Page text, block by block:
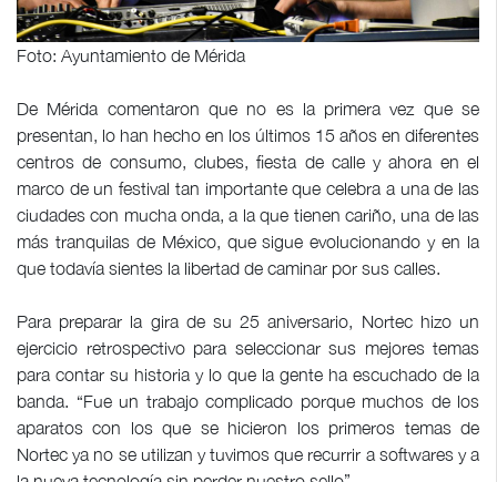
Foto: Ayuntamiento de Mérida
De Mérida comentaron que no es la primera vez que se
presentan, lo han hecho en los últimos 15 años en diferentes
centros de consumo, clubes, fiesta de calle y ahora en el
marco de un festival tan importante que celebra a una de las
ciudades con mucha onda, a la que tienen cariño, una de las
más tranquilas de México, que sigue evolucionando y en la
que todavía sientes la libertad de caminar por sus calles.
Para preparar la gira de su 25 aniversario, Nortec hizo un
ejercicio retrospectivo para seleccionar sus mejores temas
para contar su historia y lo que la gente ha escuchado de la
banda. “Fue un trabajo complicado porque muchos de los
aparatos con los que se hicieron los primeros temas de
Nortec ya no se utilizan y tuvimos que recurrir a softwares y a